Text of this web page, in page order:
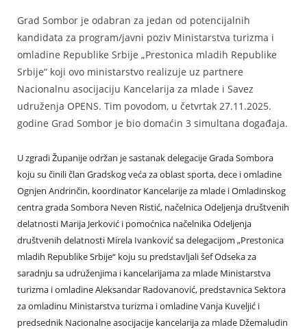
Grad Sombor je odabran za jedan od potencijalnih
kandidata za program/javni poziv Ministarstva turizma i
omladine Republike Srbije „Prestonica mladih Republike
Srbije“ koji ovo ministarstvo realizuje uz partnere
Nacionalnu asocijaciju Kancelarija za mlade i Savez
udruženja OPENS. Tim povodom, u četvrtak 27.11.2025.
godine Grad Sombor je bio domaćin 3 simultana događaja.
U zgradi Županije održan je sastanak delegacije Grada Sombora
koju su činili član Gradskog veća za oblast sporta, dece i omladine
Ognjen Andrinčin, koordinator Kancelarije za mlade i Omladinskog
centra grada Sombora Neven Ristić, načelnica Odeljenja društvenih
delatnosti Marija Jerković i pomoćnica načelnika Odeljenja
društvenih delatnosti Mirela Ivanković sa delegacijom „Prestonica
mladih Republike Srbije“ koju su predstavljali šef Odseka za
saradnju sa udruženjima i kancelarijama za mlade Ministarstva
turizma i omladine Aleksandar Radovanović, predstavnica Sektora
za omladinu Ministarstva turizma i omladine Vanja Kuveljić i
predsednik Nacionalne asocijacije kancelarija za mlade Džemaludin